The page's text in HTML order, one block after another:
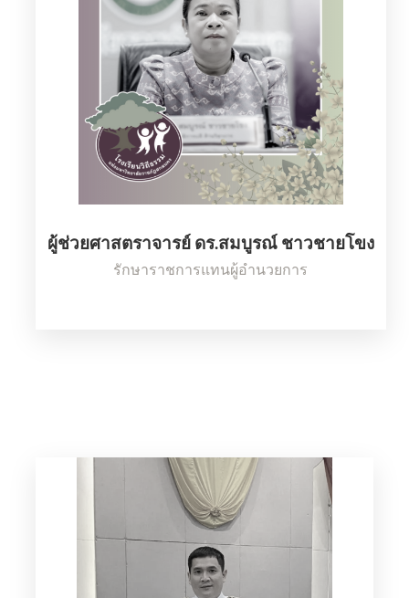
ผู้ช่วยศาสตราจารย์ ดร.สมบูรณ์ ชาวชายโขง
รักษาราชการแทนผู้อำนวยการ